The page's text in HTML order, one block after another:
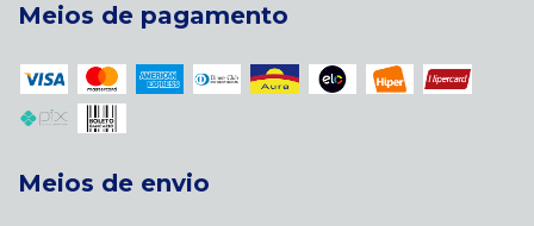
Meios de pagamento
Meios de envio